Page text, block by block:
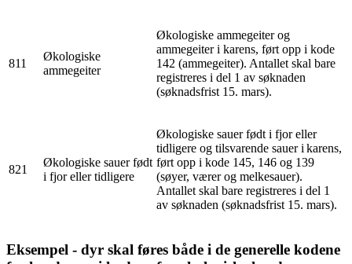
811
Økologiske
ammegeiter
Økologiske ammegeiter og
ammegeiter i karens, ført opp i kode
142 (ammegeiter). Antallet skal bare
registreres i del 1 av søknaden
(søknadsfrist 15. mars).
821
Økologiske sauer født
i fjor eller tidligere
Økologiske sauer født i fjor eller
tidligere og tilsvarende sauer i karens,
ført opp i kode 145, 146 og 139
(søyer, værer og melkesauer).
Antallet skal bare registreres i del 1
av søknaden (søknadsfrist 15. mars).
Eksempel - dyr skal føres både i de generelle kodene